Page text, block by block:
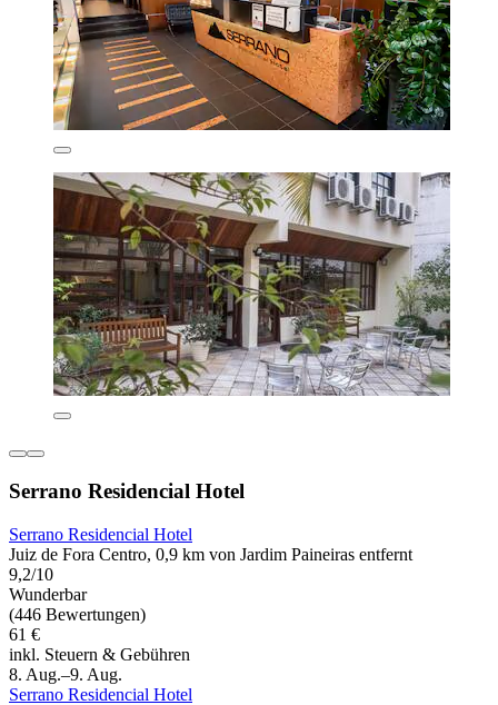
Serrano Residencial Hotel
Serrano Residencial Hotel
Juiz de Fora Centro, 0,9 km von Jardim Paineiras entfernt
9,2/10
Wunderbar
(446 Bewertungen)
61 €
inkl. Steuern & Gebühren
8. Aug.–9. Aug.
Serrano Residencial Hotel